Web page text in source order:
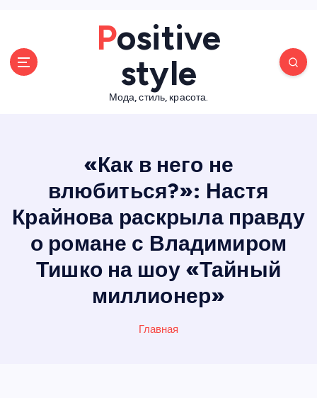
Positive
style
Мода, стиль, красота.
«Как в него не
влюбиться?»: Настя
Крайнова раскрыла правду
о романе с Владимиром
Тишко на шоу «Тайный
миллионер»
Главная